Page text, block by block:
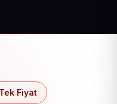
Fiyat